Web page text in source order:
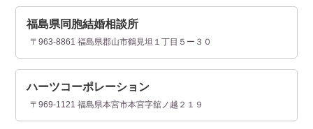
福島県同胞結婚相談所
〒963-8861 福島県郡山市鶴見坦１丁目５ー３０
ハーツコーポレーション
〒969-1121 福島県本宮市本宮字舘ノ越２１９